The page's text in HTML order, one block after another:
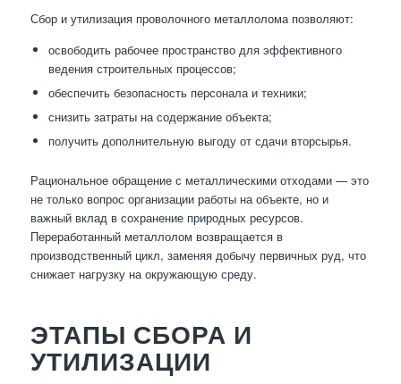
Сбор и утилизация проволочного металлолома позволяют:
освободить рабочее пространство для эффективного
ведения строительных процессов;
обеспечить безопасность персонала и техники;
снизить затраты на содержание объекта;
получить дополнительную выгоду от сдачи вторсырья.
Рациональное обращение с металлическими отходами — это
не только вопрос организации работы на объекте, но и
важный вклад в сохранение природных ресурсов.
Переработанный металлолом возвращается в
производственный цикл, заменяя добычу первичных руд, что
снижает нагрузку на окружающую среду.
ЭТАПЫ СБОРА И
УТИЛИЗАЦИИ